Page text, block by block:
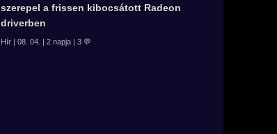
szerepel a frissen kibocsátott Radeon
driverben
Hír | 08. 04. | 2 napja | 3 💬